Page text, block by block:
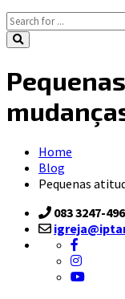
Home
Blog
Pequenas
083 3247-